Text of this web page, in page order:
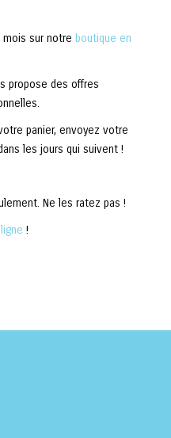
sur notre boutique en
propose des offres
panier, envoyez votre
les jours qui suivent !
Ne les ratez pas !
!